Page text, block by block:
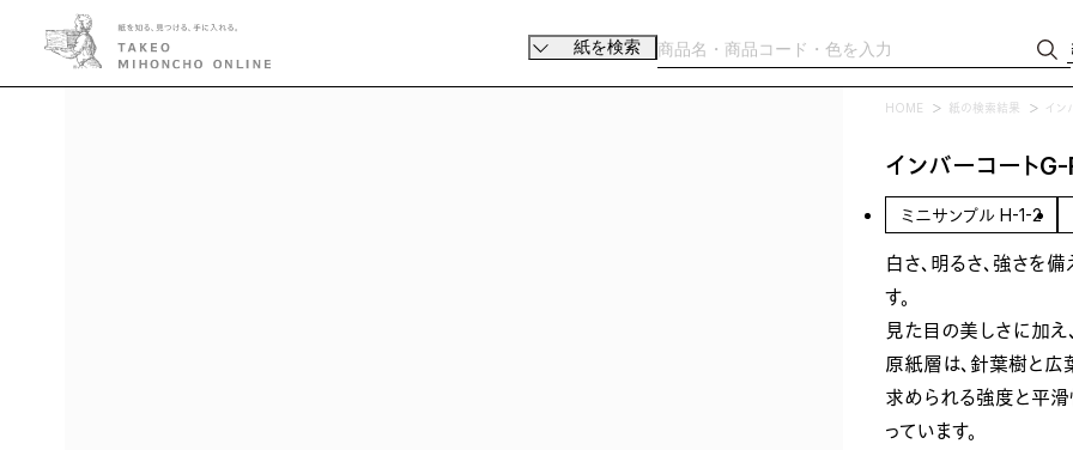
紙を検索
HOME 紙の検索結果 イン
インバーコート
ミニサンプル H-1-2
白さ、明るさ、強さを
す。
見た目の美しさに加
原紙層は、針葉樹と
求められる強度と平
っています。